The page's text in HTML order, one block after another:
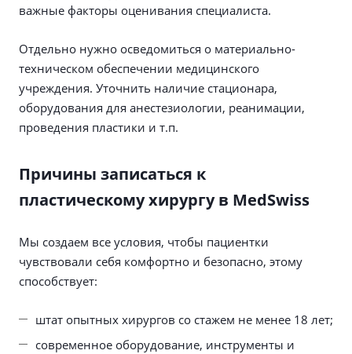
важные факторы оценивания специалиста.
Отдельно нужно осведомиться о материально-
техническом обеспечении медицинского
учреждения. Уточнить наличие стационара,
оборудования для анестезиологии, реанимации,
проведения пластики и т.п.
Причины записаться к
пластическому хирургу в MedSwiss
Мы создаем все условия, чтобы пациентки
чувствовали себя комфортно и безопасно, этому
способствует:
штат опытных хирургов со стажем не менее 18 лет;
современное оборудование, инструменты и